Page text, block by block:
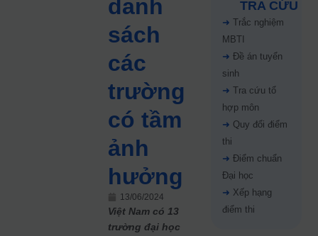
danh
sách
các
trường
có tầm
ảnh
hưởng
13/06/2024
Việt Nam có 13
trường đại học
TRA CỨU
➜ Trắc nghiệm
MBTI
➜ Đề án tuyển
sinh
➜ Tra cứu tổ
hợp môn
➜ Quy đổi điểm
thi
➜ Điểm chuẩn
Đại học
➜ Xếp hạng
điểm thi